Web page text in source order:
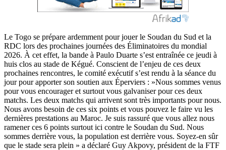
Le Togo se prépare ardemment pour jouer le Soudan du Sud et la
RDC lors des prochaines journées des Éliminatoires du mondial
2026. À cet effet, la bande à Paulo Duarte s’est entraînée ce jeudi à
huis clos au stade de Kégué. Conscient de l’enjeu de ces deux
prochaines rencontres, le comité exécutif s’est rendu à la séance du
jour pour apporter son soutien aux Éperviers : »Nous sommes venus
pour vous encourager et surtout vous galvaniser pour ces deux
matchs. Les deux matchs qui arrivent sont très importants pour nous.
Nous avons besoin de ces six points et vous pouvez le faire vu les
dernières prestations au Maroc. Je suis rassuré que vous allez nous
ramener ces 6 points surtout ici contre le Soudan du Sud. Nous
sommes derrière vous, la population est derrière vous. Soyez-en sûr
que le stade sera plein » a déclaré Guy Akpovy, président de la FTF